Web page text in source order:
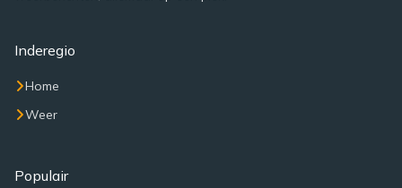
Inderegio
Home
Weer
Populair